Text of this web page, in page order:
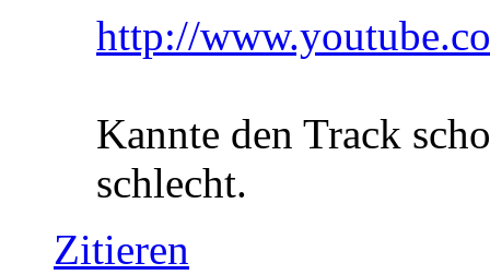
http://
Kannte den Track
schlecht.
Zitieren